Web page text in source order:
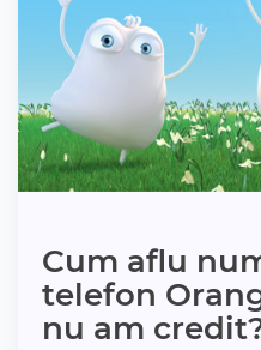
Cum aflu
telefon
nu am